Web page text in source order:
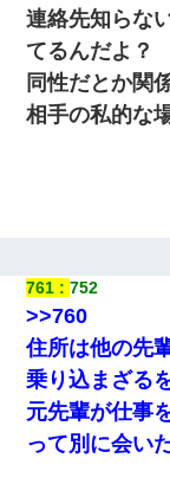
とっさに女児を捕
てよ！気持ち悪い
んできて・・・
旦那の元嫁「離婚
るなんてどういう
→笑いが止まらな
【不幸な結婚式】
てさ～ほんと恥ず
下座」→ 結果・・
連絡先知らな
てるんだよ？
同性だとか関
相手の私的な
761 752
>>760
住所は他の先
乗り込まざる
元先輩が仕事
って別に会い